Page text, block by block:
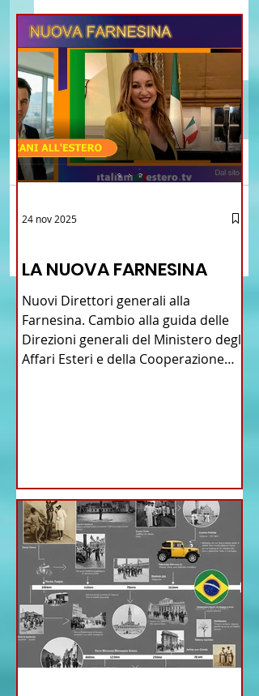
Brasile La Storia del
Commenti
Scrivi un commento...
LA NUOVA FARNESINA
Nuovi Direttori generali alla
Farnesina. Cambio alla guida delle
Direzioni generali del Ministero degli
Affari Esteri e della Cooperazione
24 nov 2025